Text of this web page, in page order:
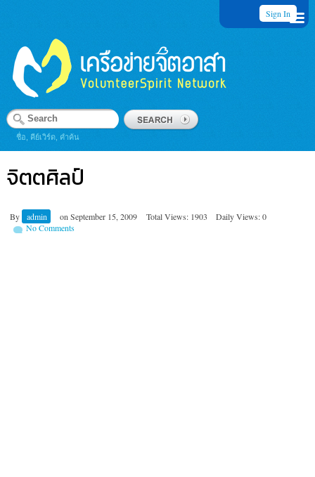
Sign In
ชื่อ, คีย์เวิร์ด, คำค้น
จิตตศิลป์
By admin on September 15, 2009 Total Views: 1903
Daily Views: 0
No Comments